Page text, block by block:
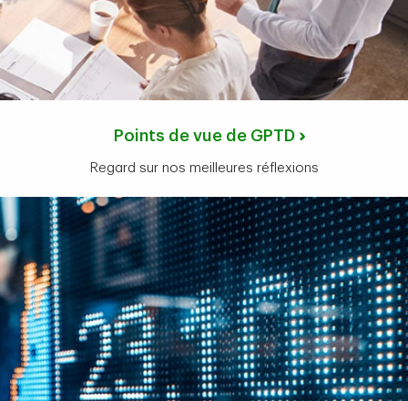
Points de vue de GPTD
Regard sur nos meilleures réflexions